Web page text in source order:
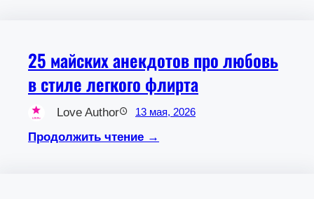
25 майских анекдотов про любовь
в стиле легкого флирта
Love Author 13 мая, 2026
Продолжить чтение →